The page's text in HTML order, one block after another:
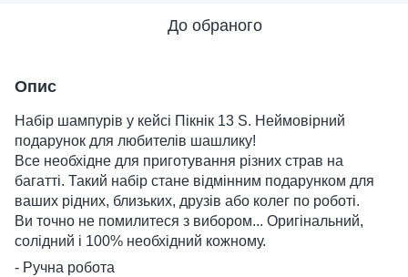
До обраного
Опис
Набір шампурів у кейсі Пікнік 13 S. Неймовірний
подарунок для любителів шашлику!
Все необхідне для приготування різних страв на
багатті. Такий набір стане відмінним подарунком для
ваших рідних, близьких, друзів або колег по роботі.
Ви точно не помилитеся з вибором... Оригінальний,
солідний і 100% необхідний кожному.
- Ручна робота